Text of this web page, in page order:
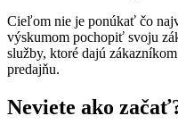
Cieľom nie je ponúkať čo
výskumom pochopiť svoju
služby, ktoré dajú
predajňu.
Neviete ako